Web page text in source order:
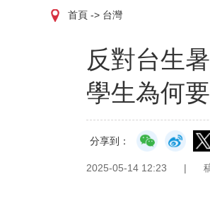
首頁 -> 台灣
反對台生
學生為何
分享到：
2025-05-14 12:23 |